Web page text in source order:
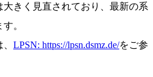
きく見直されており、最新の系
。
LPSN: https://lpsn.dsmz.de/をご参